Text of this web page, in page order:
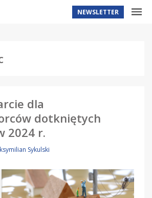
NEWSLETTER
dla
dotkniętych
2024 r.
Sykulski